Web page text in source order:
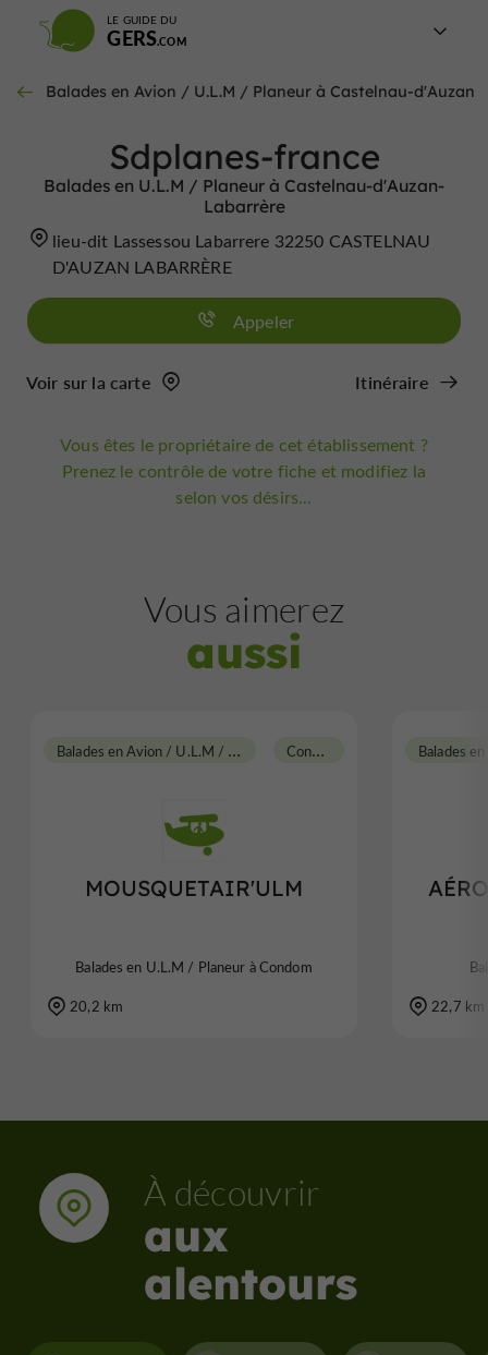
LE GUIDE DU
GERS
Balades en Avion / U.L.M / Planeur à Castelnau-d'Auzan
Sdplanes-france
Balades en U.L.M / Planeur à Castelnau-d'Auzan-
Labarrère
lieu-dit Lassessou Labarrere 32250 CASTELNAU
D'AUZAN LABARRÈRE
Appeler
Voir sur la carte Itinéraire
Vous êtes le propriétaire de cet établissement ?
Prenez le contrôle de votre fiche et modifiez la
selon vos désirs...
Vous aimerez
aussi
MOUSQUETAIR'ULM
B
alades en Avion / U.L.M / Planeur C
ondom
Balades en U.L.M / Planeur à Condom
20,2 km 22,7 km
À découvrir
aux
alentours